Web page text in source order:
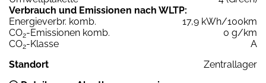
Verbrauch und Emissionen nach WLTP:
Energieverbr. komb.
17,9 kWh/100km
CO2-Emissionen komb.
0 g/km
CO2-Klasse
A
Standort
Zentrallager